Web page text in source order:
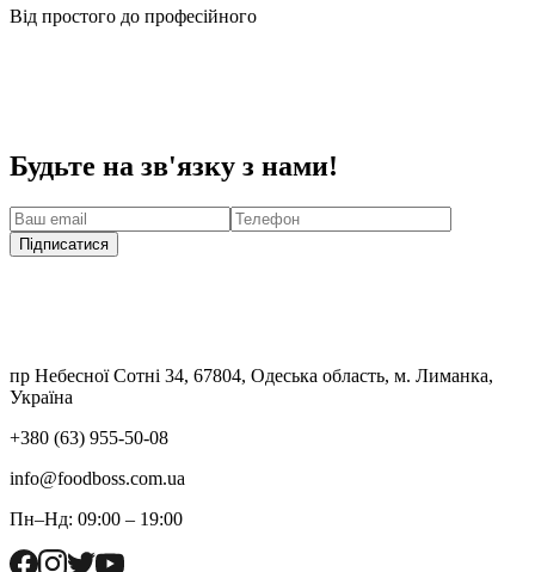
Від простого до професійного
Будьте на зв'язку з нами!
Підписатися
пр Небесної Сотні 34, 67804, Одеська область, м. Лиманка,
Україна
+380 (63) 955-50-08
info@foodboss.com.ua
Пн–Нд: 09:00 – 19:00